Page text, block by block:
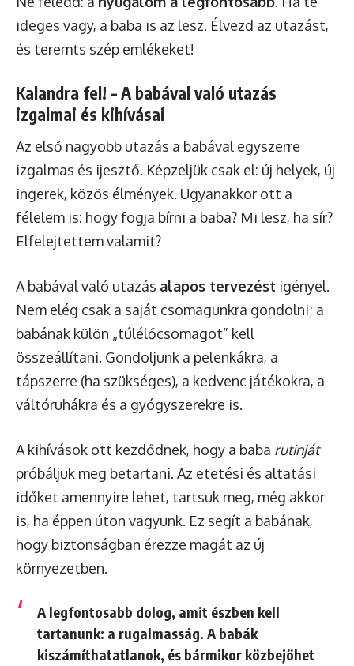
ideges vagy, a baba is az lesz. Élvezd az utazást,
és teremts szép emlékeket!
Kalandra fel! – A babával való utazás
izgalmai és kihívásai
Az első nagyobb utazás a babával egyszerre
izgalmas és ijesztő. Képzeljük csak el: új helyek, új
ingerek, közös élmények. Ugyanakkor ott a
félelem is: hogy fogja bírni a baba? Mi lesz, ha sír?
Elfelejtettem valamit?
A babával való utazás alapos tervezést igényel.
Nem elég csak a saját csomagunkra gondolni; a
babának külön „túlélőcsomagot” kell
összeállítani. Gondoljunk a pelenkákra, a
tápszerre (ha szükséges), a kedvenc játékokra, a
váltóruhákra és a gyógyszerekre is.
A kihívások ott kezdődnek, hogy a baba rutinját
próbáljuk meg betartani. Az etetési és altatási
időket amennyire lehet, tartsuk meg, még akkor
is, ha éppen úton vagyunk. Ez segít a babának,
hogy biztonságban érezze magát az új
környezetben.
A legfontosabb dolog, amit észben kell
tartanunk: a rugalmasság. A babák
kiszámíthatatlanok, és bármikor közbejöhet